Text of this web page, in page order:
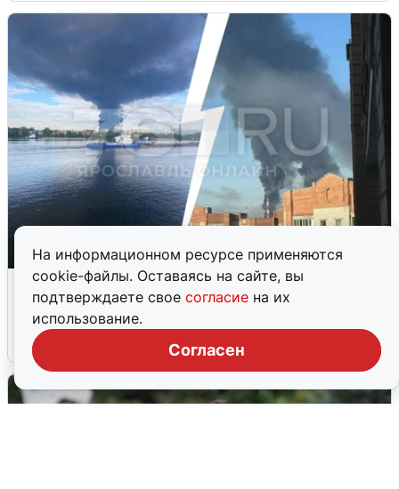
На информационном ресурсе применяются
cookie-файлы. Оставаясь на сайте, вы
подтверждаете свое согласие на их
использование.
Согласен
Ночная атака БПЛА на Ярославль:
попадания и последствия
6 августа